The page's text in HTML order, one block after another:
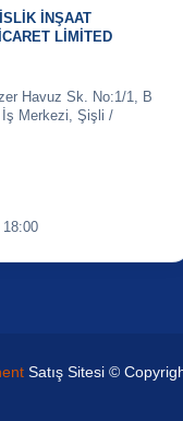
İNŞAAT
LİMİTED
Havuz Sk. No:1/1, B
İş Merkezi, Şişli /
Satış Sitesi ©